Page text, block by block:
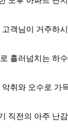
객님이 거주하
흘러넘치는 하
취와 오수로 가
직전의 아주 난